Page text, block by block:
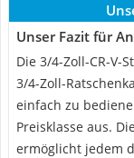
Unser Fazit für
Die 3/4-Zoll-CR-V-
3/4-Zoll-
einfach zu
Preisklasse aus.
ermöglicht jedem